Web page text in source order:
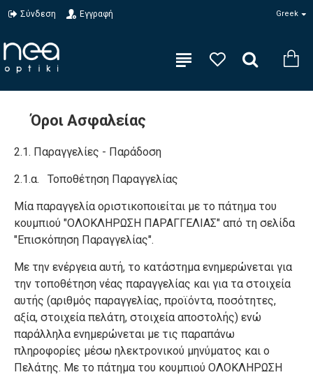
Σύνδεση Εγγραφή Greek
Όροι Ασφαλείας
2.1. Παραγγελίες - Παράδοση
2.1.α. Τοποθέτηση Παραγγελίας
Μία παραγγελία οριστικοποιείται με το πάτημα του
κουμπιού "ΟΛΟΚΛΗΡΩΣΗ ΠΑΡΑΓΓΕΛΙΑΣ" από τη σελίδα
"Επισκόπηση Παραγγελίας".
Με την ενέργεια αυτή, το κατάστημα ενημερώνεται για
την τοποθέτηση νέας παραγγελίας και για τα στοιχεία
αυτής (αριθμός παραγγελίας, προϊόντα, ποσότητες,
αξία, στοιχεία πελάτη, στοιχεία αποστολής) ενώ
παράλληλα ενημερώνεται με τις παραπάνω
πληροφορίες μέσω ηλεκτρονικού μηνύματος και ο
Πελάτης. Με το πάτημα του κουμπιού ΟΛΟΚΛΗΡΩΣΗ